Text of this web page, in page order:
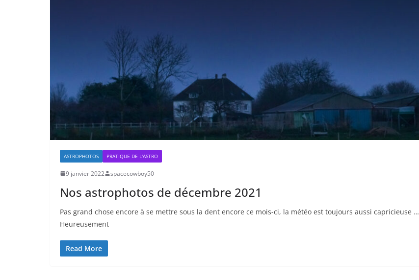
ASTROPHOTOS PRATIQUE DE L'ASTRO
9 janvier 2022 spacecowboy50
Nos astrophotos de décembre 2021
Pas grand chose encore à se mettre sous la dent encore ce mois-ci, la météo est toujours aussi capricieuse …
Heureusement
Read More